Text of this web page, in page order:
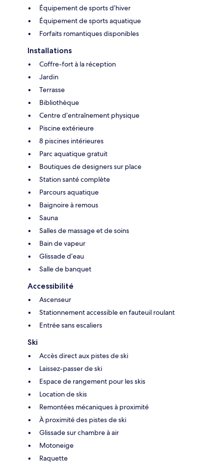
Équipement de sports d’hiver
Équipement de sports aquatique
Forfaits romantiques disponibles
Installations
Coffre-fort à la réception
Jardin
Terrasse
Bibliothèque
Centre d’entraînement physique
Piscine extérieure
8 piscines intérieures
Parc aquatique gratuit
Boutiques de designers sur place
Station santé complète
Parcours aquatique
Baignoire à remous
Sauna
Salles de massage et de soins
Bain de vapeur
Glissade d’eau
Salle de banquet
Accessibilité
Ascenseur
Stationnement accessible en fauteuil roulant
Entrée sans escaliers
Ski
Accès direct aux pistes de ski
Laissez-passer de ski
Espace de rangement pour les skis
Location de skis
Remontées mécaniques à proximité
À proximité des pistes de ski
Glissade sur chambre à air
Motoneige
Raquette